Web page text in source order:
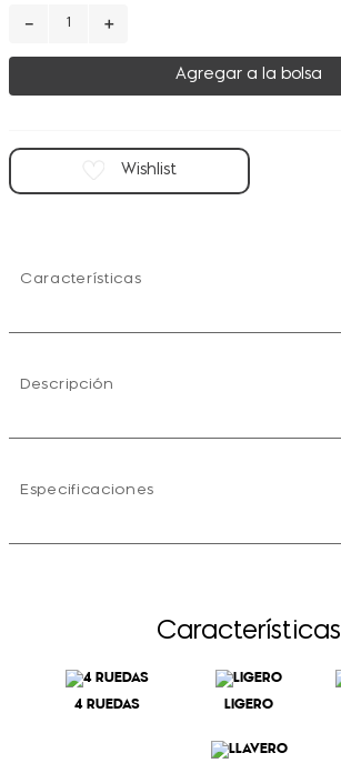
＋
－
Agregar a la bolsa
Características
Descripción
Especificaciones
Características
4 RUEDAS LIGERO